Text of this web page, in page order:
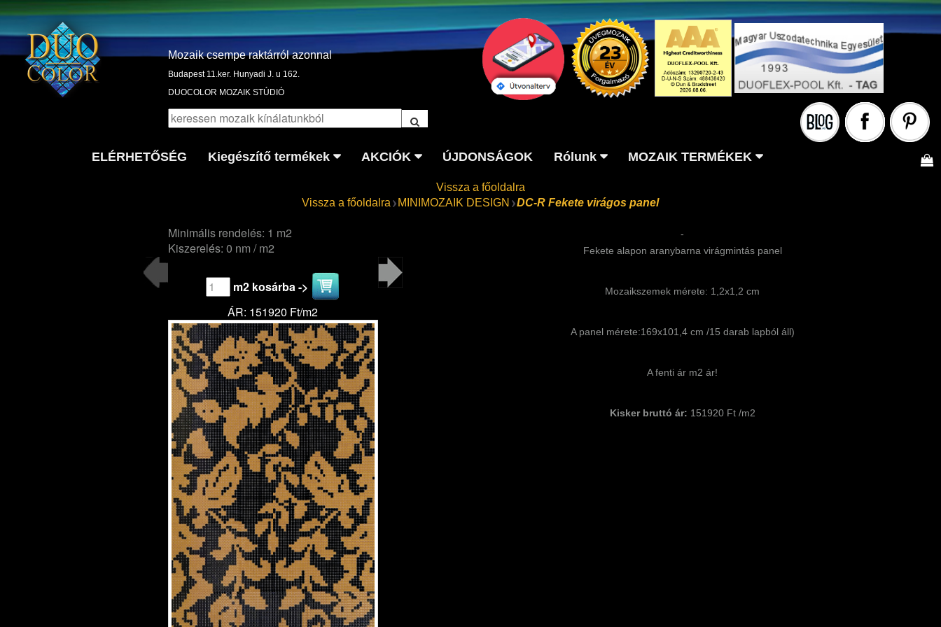
Mozaik csempe raktárról azonnal
Budapest 11.ker. Hunyadi J. u 162.
DUOCOLOR MOZAIK STÚDIÓ
ELÉRHETŐSÉG Kiegészítő termékek AKCIÓK ÚJDONSÁGOK Rólunk MOZAIK TERMÉKEK
Vissza a főoldalra
Vissza a főoldalra
MINIMOZAIK DESIGN DC-R Fekete virágos panel
Minimális rendelés: 1 m2
Kiszerelés: 0 nm / m2
m2 kosárba ->
ÁR: 151920 Ft/m2
-
Fekete alapon aranybarna virágmintás panel
Mozaikszemek mérete: 1,2x1,2 cm
A panel mérete:169x101,4 cm /15 darab lapból áll)
A fenti ár m2 ár!
Kisker bruttó ár: 151920 Ft /m2